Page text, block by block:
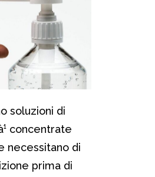
soluzioni di
concentrate
necessitano di
prima di